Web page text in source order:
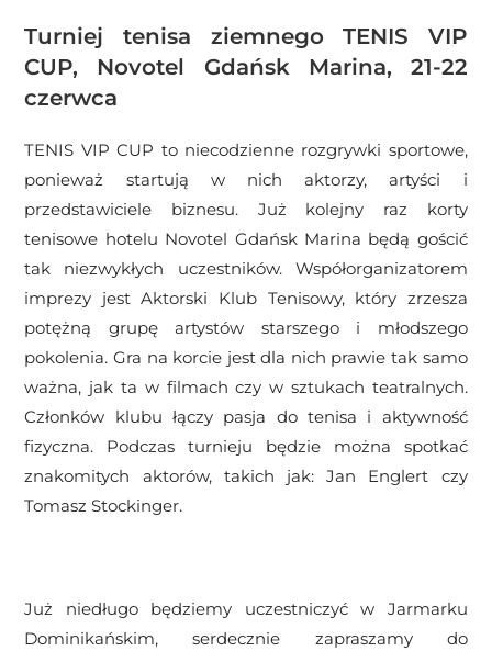
Turniej tenisa ziemnego TENIS VIP
CUP, Novotel Gdańsk Marina, 21-22
czerwca
TENIS VIP CUP to niecodzienne rozgrywki sportowe,
ponieważ startują w nich aktorzy, artyści i
przedstawiciele biznesu. Już kolejny raz korty
tenisowe hotelu Novotel Gdańsk Marina będą gościć
tak niezwykłych uczestników. Współorganizatorem
imprezy jest Aktorski Klub Tenisowy, który zrzesza
potężną grupę artystów starszego i młodszego
pokolenia. Gra na korcie jest dla nich prawie tak samo
ważna, jak ta w filmach czy w sztukach teatralnych.
Członków klubu łączy pasja do tenisa i aktywność
fizyczna. Podczas turnieju będzie można spotkać
znakomitych aktorów, takich jak: Jan Englert czy
Tomasz Stockinger.
Już niedługo będziemy uczestniczyć w Jarmarku
Dominikańskim, serdecznie zapraszamy do